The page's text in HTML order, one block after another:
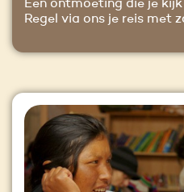
Een ontmoeting die je
Regel via ons je reis met